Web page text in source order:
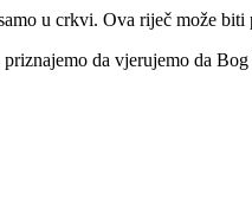
u crkvi. Ova riječ može
priznajemo da vjerujemo da